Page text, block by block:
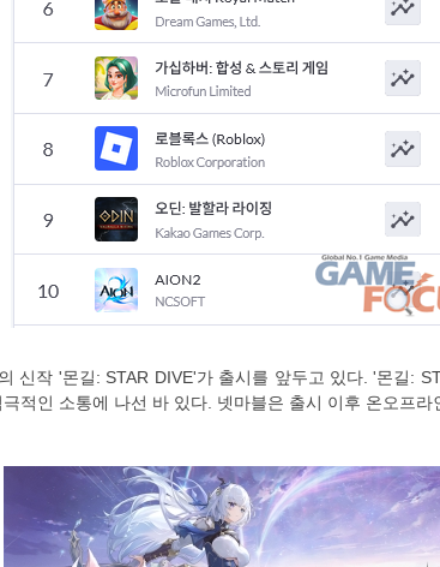
신작 '몬길: STAR DIVE'가 출시를 앞두고 있다. '몬길:
적인 소통에 나선 바 있다. 넷마블은 출시 이후 온오프